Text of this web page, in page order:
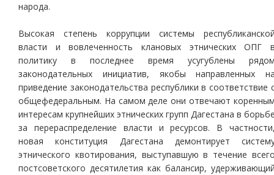
народа.
Высокая степень коррупции системы
власти и вовлеченность клановых этнических ОПГ
политику в последнее время усугублены
законодательных инициатив, якобы направленных
приведение законодательства республики в соответствие
общефедеральным. На самом деле они отвечают
интересам крупнейших этнических групп Дагестана в
за перераспределение власти и ресурсов. В
новая конституция Дагестана демонтирует
этнического квотирования, выступавшую в течение
постсоветского десятилетия как балансир,